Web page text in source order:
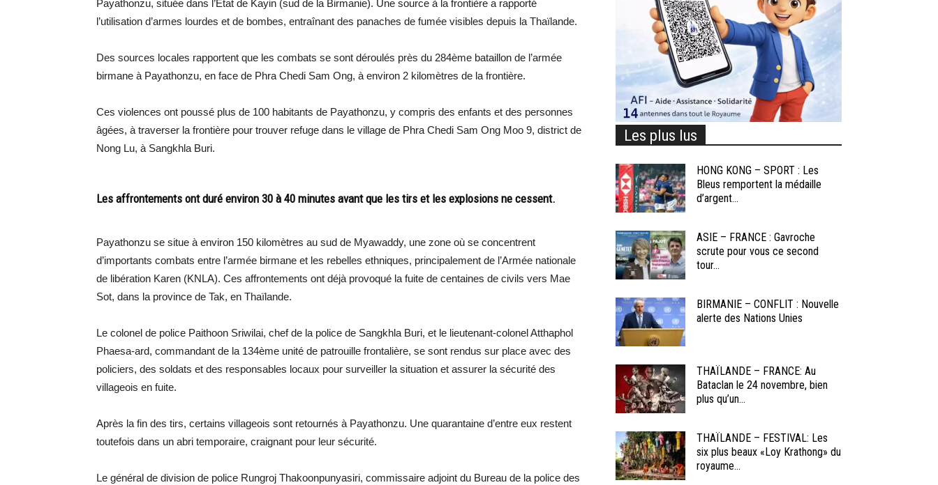
Payathonzu, située dans l’État de Kayin (sud de la Birmanie). Une source à la frontière a rapporté
l’utilisation d’armes lourdes et de bombes, entraînant des panaches de fumée visibles depuis la Thaïlande.
Des sources locales rapportent que les combats se sont déroulés près du 284ème bataillon de l’armée
birmane à Payathonzu, en face de Phra Chedi Sam Ong, à environ 2 kilomètres de la frontière.
Ces violences ont poussé plus de 100 habitants de Payathonzu, y compris des enfants et des personnes
âgées, à traverser la frontière pour trouver refuge dans le village de Phra Chedi Sam Ong Moo 9, district de
Nong Lu, à Sangkhla Buri.
Les affrontements ont duré environ 30 à 40 minutes avant que les tirs et les explosions ne cessent.
Payathonzu se situe à environ 150 kilomètres au sud de Myawaddy, une zone où se concentrent
d’importants combats entre l’armée birmane et les rebelles ethniques, principalement de l’Armée nationale
de libération Karen (KNLA). Ces affrontements ont déjà provoqué la fuite de centaines de civils vers Mae
Sot, dans la province de Tak, en Thaïlande.
Le colonel de police Paithoon Sriwilai, chef de la police de Sangkhla Buri, et le lieutenant-colonel Atthaphol
Phaesa-ard, commandant de la 134ème unité de patrouille frontalière, se sont rendus sur place avec des
policiers, des soldats et des responsables locaux pour surveiller la situation et assurer la sécurité des
villageois en fuite.
Après la fin des tirs, certains villageois sont retournés à Payathonzu. Une quarantaine d’entre eux restent
toutefois dans un abri temporaire, craignant pour leur sécurité.
Le général de division de police Rungroj Thakoonpunyasiri, commissaire adjoint du Bureau de la police des
Les plus lus
HONG KONG – SPORT : Les
Bleus remportent la médaille
d’argent...
ASIE – FRANCE : Gavroche
scrute pour vous ce second
tour...
BIRMANIE – CONFLIT : Nouvelle
alerte des Nations Unies
THAÏLANDE – FRANCE: Au
Bataclan le 24 novembre, bien
plus qu’un...
THAÏLANDE – FESTIVAL: Les
six plus beaux «Loy Krathong» du
royaume...